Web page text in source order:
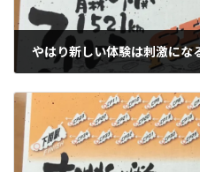
やはり新しい体験は刺激にな